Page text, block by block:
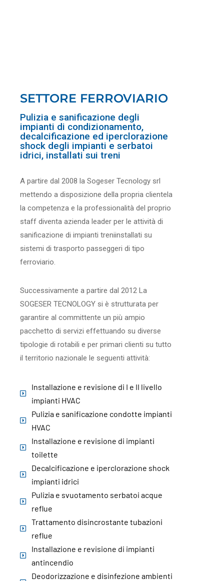
SETTORE FERROVIARIO
Pulizia e sanificazione degli
impianti di condizionamento,
decalcificazione ed iperclorazione
shock degli impianti e serbatoi
idrici, installati sui treni
A partire dal 2008 la Sogeser Tecnology srl
mettendo a disposizione della propria clientela
la competenza e la professionalità del proprio
staff diventa azienda leader per le attività di
sanificazione di impianti treniinstallati su
sistemi di trasporto passeggeri di tipo
ferroviario.
Successivamente a partire dal 2012 La
SOGESER TECNOLOGY si è strutturata per
garantire al committente un più ampio
pacchetto di servizi effettuando su diverse
tipologie di rotabili e per primari clienti su tutto
il territorio nazionale le seguenti attività:
Installazione e revisione di I e II livello
impianti HVAC
Pulizia e sanificazione condotte impianti
HVAC
Installazione e revisione di impianti
toilette
Decalcificazione e iperclorazione shock
impianti idrici
Pulizia e svuotamento serbatoi acque
reflue
Trattamento disincrostante tubazioni
reflue
Installazione e revisione di impianti
antincendio
Deodorizzazione e disinfezione ambienti